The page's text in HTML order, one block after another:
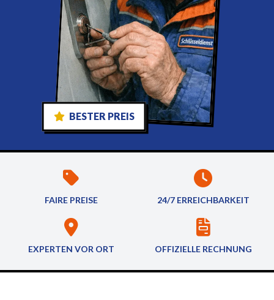
BESTER PREIS
FAIRE PREISE 24/7 ERREICHBARKEIT
EXPERTEN VOR ORT OFFIZIELLE RECHNUNG